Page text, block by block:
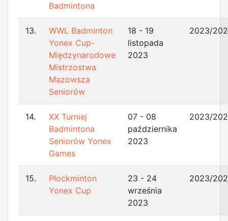
Badmintona
13.
WWL Badminton
Yonex Cup-
Międzynarodowe
Mistrzostwa
Mazowsza
Seniorów
18 - 19
listopada
2023
2023/
14.
XX Turniej
Badmintona
Seniorów Yonex
Games
07 - 08
października
2023
2023/
15.
Płockminton
Yonex Cup
23 - 24
września
2023
2023/